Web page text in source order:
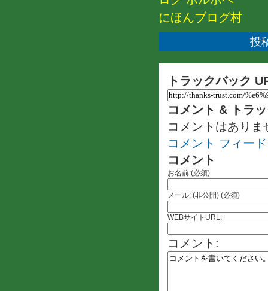
にほんブログ村
投
トラックバック
コメント & トラ
コメントはありま
コメント フィード
コメント
お名前:(必須)
メール: (非公開) (必須)
WEBサイトURL:
コメント: